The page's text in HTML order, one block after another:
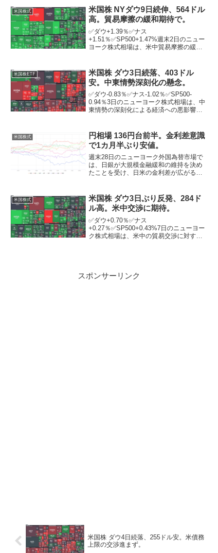
重視するS＆P500種株価指数は2日連続で
最高値を塗り...
米国株式
米国株 NYダウ9日続伸、564ドル
高。貿易摩擦の緩和期待で。
✅ダウ+1.39％✅ナス
+1.51％✅SP500+1.47%週末2日のニュー
ヨーク株式相場は、米中貿易摩擦の緩和
めてきたことについて「評価を行ってい
る」と述べた。また...
米国株ETF
米国株 ダウ3日続落、403ドル
安。中東情勢深刻化の懸念。
✅ダウ-0.83％✅ナス-1.02％✅SP500-
0.94％3日のニューヨーク株式相場は、中
東情勢の深刻化による経済への悪影響が
けて買いも入り、縮小した。ニューヨ...
米国株式
円相場 136円台前半。金利差意識
で1カ月半ぶり安値。
週末28日のニューヨーク外国為替市場で
は、日銀が大規模金融緩和の維持を決め
たことを受け、日米の金利差が広がると
落。1カ月半ぶりの安値水準。円相場は対
ユーロでも日欧の...
米国株式
米国株 ダウ3日ぶり反発、284ド
ル高。米中交渉に期待。
✅ダウ+0.70％✅ナス
+0.27％✅SP500+0.43%7日のニューヨー
ク株式相場は、米中の貿易交渉に対する
スポンサーリンク
米国株 ダウ4日続落、255ドル安。米債務
上限の交渉進まず。